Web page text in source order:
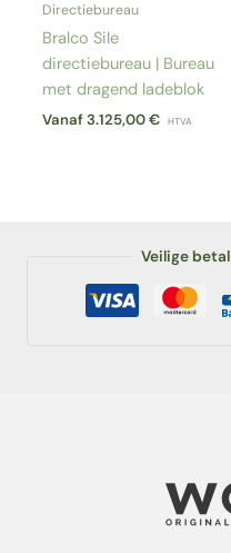
Directiebureau
Bralco Sile
directiebureau | Bureau
met dragend ladeblok
Vanaf3.125,00€ HTVA
Veilige